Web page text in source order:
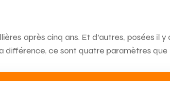
après cinq ans. Et d’autres, posées
différence, ce sont quatre paramètres